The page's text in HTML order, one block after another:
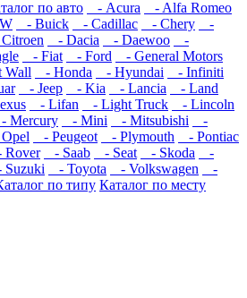
по авто - Acura
- Alfa Romeo
- Buick - Cadillac - Chery
-
- Dacia - Daewoo
-
- Fiat - Ford
- General Motors
Wall - Honda - Hyundai
- Infiniti
- Jeep - Kia - Lancia
- Land
- Lifan - Light Truck
- Lincoln
Mercury - Mini - Mitsubishi
-
- Peugeot - Plymouth
- Pontiac
Rover - Saab - Seat - Skoda
-
Suzuki - Toyota - Volkswagen
-
по типу Каталог по месту